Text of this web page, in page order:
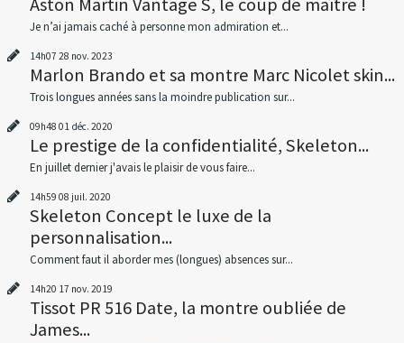
Je n’ai jamais caché à personne mon admiration et...
14h07 28 nov. 2023
Marlon Brando et sa montre Marc Nicolet skin...
Trois longues années sans la moindre publication sur...
09h48 01 déc. 2020
Le prestige de la confidentialité, Skeleton...
En juillet dernier j'avais le plaisir de vous faire...
14h59 08 juil. 2020
Skeleton Concept le luxe de la
personnalisation...
Comment faut il aborder mes (longues) absences sur...
14h20 17 nov. 2019
Tissot PR 516 Date, la montre oubliée de
James...